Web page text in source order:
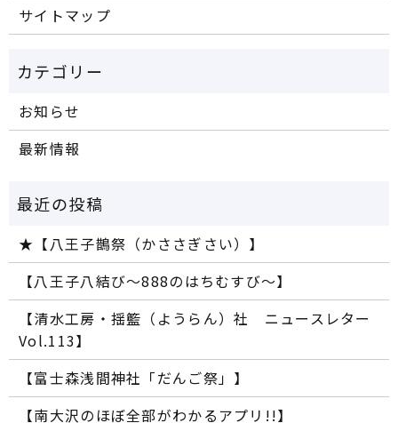
サイトマップ
お知らせ
最新情報
★【八王子鵲祭（かささぎさい）】
【八王子八結び～888のはちむすび～】
【清水工房・揺籃（ようらん）社 ニュースレター
Vol.113】
【富士森浅間神社「だんご祭」】
【南大沢のほぼ全部がわかるアプリ!!】